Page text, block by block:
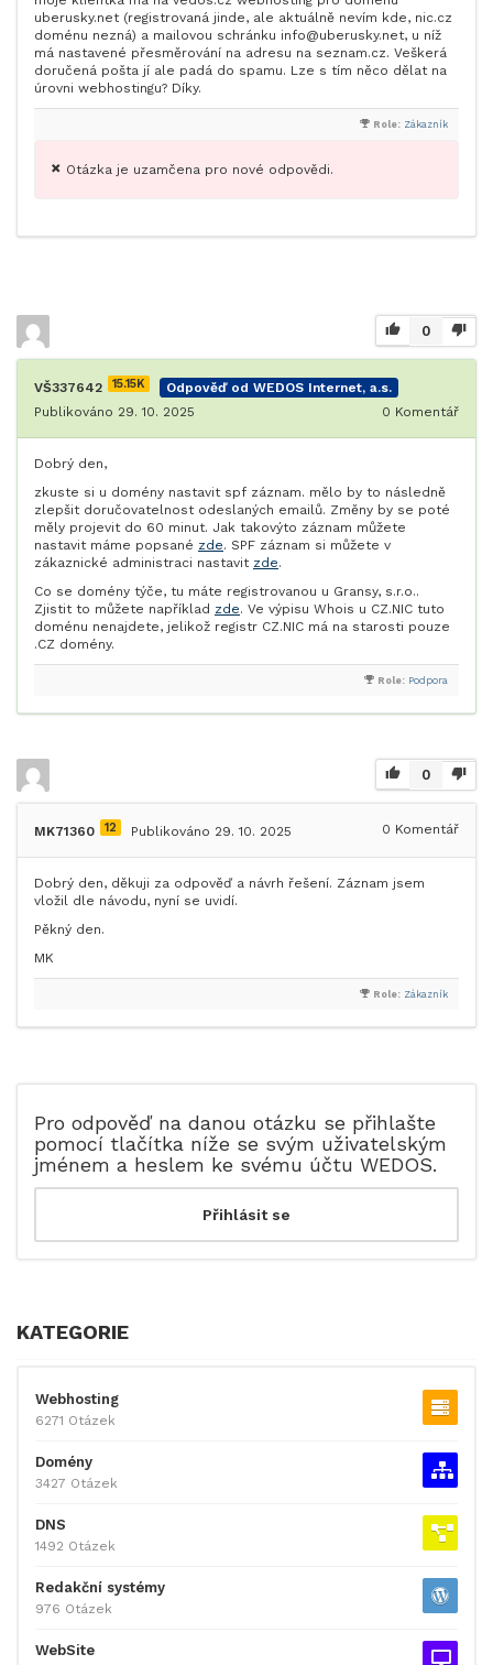
uberusky.net (registrovaná jinde, ale aktuálně nevím kde, nic.cz
doménu nezná) a mailovou schránku info@uberusky.net, u níž
má nastavené přesměrování na adresu na seznam.cz. Veškerá
doručená pošta jí ale padá do spamu. Lze s tím něco dělat na
úrovni webhostingu? Díky.
Role: Zákazník
Otázka je uzamčena pro nové odpovědi.
0
VŠ337642 15.15K
Odpověď od WEDOS Internet, a.s.
Publikováno 29. 10. 2025
0 Komentář
Dobrý den,
zkuste si u domény nastavit spf záznam. mělo by to následně
zlepšit doručovatelnost odeslaných emailů. Změny by se poté
měly projevit do 60 minut. Jak takovýto záznam můžete
nastavit máme popsané zde. SPF záznam si můžete v
zákaznické administraci nastavit zde.
Co se domény týče, tu máte registrovanou u Gransy, s.r.o..
Zjistit to můžete například zde. Ve výpisu Whois u CZ.NIC tuto
doménu nenajdete, jelikož registr CZ.NIC má na starosti pouze
.CZ domény.
Role: Podpora
0
MK71360 12 Publikováno 29. 10. 2025 0 Komentář
Dobrý den, děkuji za odpověď a návrh řešení. Záznam jsem
vložil dle návodu, nyní se uvidí.
Pěkný den.
MK
Role: Zákazník
Pro odpověď na danou otázku se přihlašte
pomocí tlačítka níže se svým uživatelským
jménem a heslem ke svému účtu WEDOS.
KATEGORIE
Webhosting
6271 Otázek
Domény
3427 Otázek
DNS
1492 Otázek
Redakční systémy
976 Otázek
WebSite